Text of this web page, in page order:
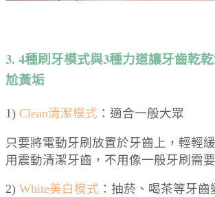
3. 4種刷牙模式與3種力道讓牙齒乾
尬黃垢
1) Clean清潔模式 ：適合一般大眾
只要將電動牙刷放置於牙齒上，輕輕
用震動清潔牙齒，不用像一般牙刷需
2) White美白模式 ：抽菸、喝茶等牙齒